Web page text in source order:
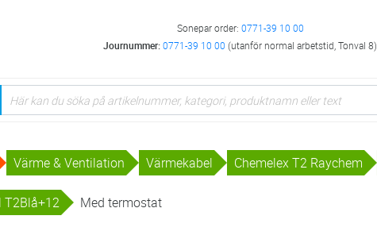
Sonepar order: 0771-39 10 00
Journummer:0771-39 10 00 (utanför normal arbetstid, Tonval 8)
Värme & Ventilation Värmekabel Chemelex T2 Raychem
T2Blå+12 Med termostat